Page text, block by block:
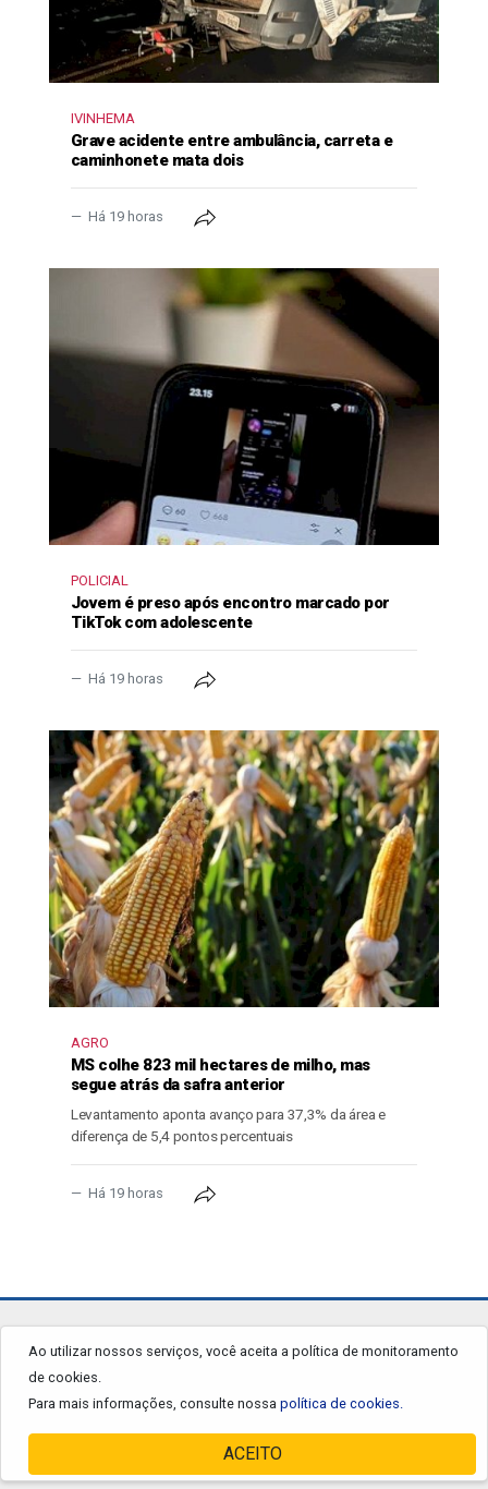
IVINHEMA
Grave acidente entre ambulância, carreta e
caminhonete mata dois
Há 19 horas
POLICIAL
Jovem é preso após encontro marcado por
TikTok com adolescente
Há 19 horas
AGRO
MS colhe 823 mil hectares de milho, mas
segue atrás da safra anterior
Levantamento aponta avanço para 37,3% da área e
diferença de 5,4 pontos percentuais
Há 19 horas
Ao utilizar nossos serviços, você aceita a política de monitoramento
de cookies.
Para mais informações, consulte nossa política de cookies.
ACEITO
jornalgrandourados.com.br